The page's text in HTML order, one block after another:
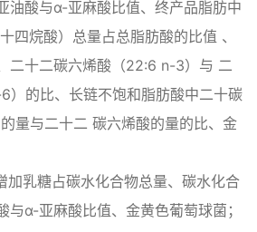
油酸与α-亚麻酸比值、终产品脂肪中
四烷酸）总量占总脂肪酸的比值 、
二十二碳六烯酸（22:6 n-3）与 二
）的比、长链不饱和脂肪酸中二十碳
量与二十二 碳六烯酸的量的比、金
加乳糖占碳水化合物总量、碳水化合
α-亚麻酸比值、金黄色葡萄球菌；